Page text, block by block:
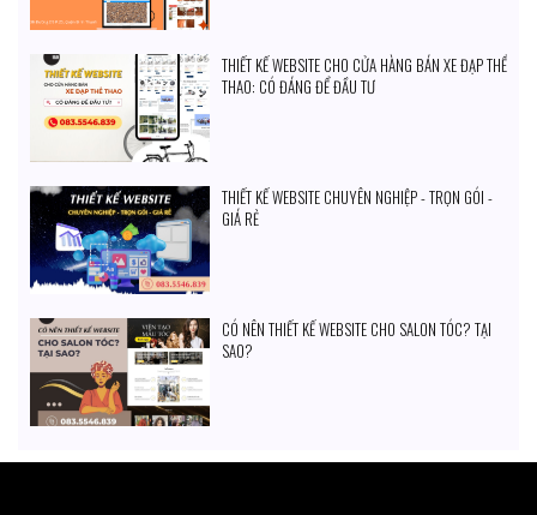
THIẾT KẾ WEBSITE CHO CỬA HÀNG BÁN XE ĐẠP THỂ
THAO: CÓ ĐÁNG ĐỂ ĐẦU TƯ
THIẾT KẾ WEBSITE CHUYÊN NGHIỆP - TRỌN GÓI -
GIÁ RẺ
CÓ NÊN THIẾT KẾ WEBSITE CHO SALON TÓC? TẠI
SAO?